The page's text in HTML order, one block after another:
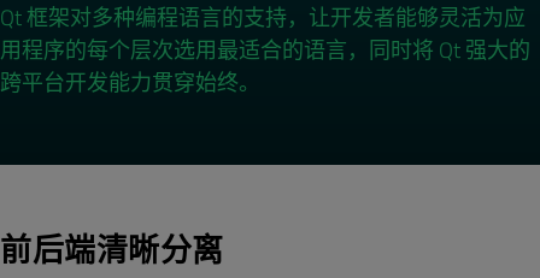
Qt 框架对多种编程语言的支持，让开发者能够灵活为应
用程序的每个层次选用最适合的语言，同时将 Qt 强大的
跨平台开发能力贯穿始终。
前后端清晰分离